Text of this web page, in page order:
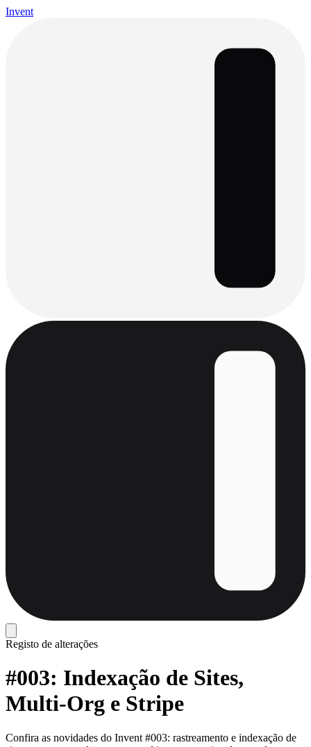
Invent
Registo de alterações
#003: Indexação de Sites,
Multi-Org e Stripe
Confira as novidades do Invent #003: rastreamento e indexação de